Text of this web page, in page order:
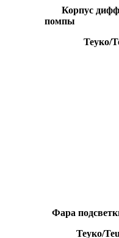
Корпус
помпы
Теуко/
Фара
Теуко/